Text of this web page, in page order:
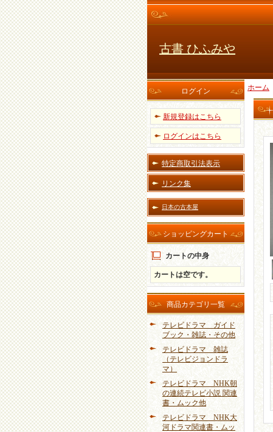
古書 ひふみや
ログイン
新規登録はこちら
ログインはこちら
特定商取引法表示
リンク集
日本の古本屋
ショッピングカート
カートの中身
カートは空です。
商品カテゴリ一覧
テレビドラマ ガイド
ブック・雑誌・その他
テレビドラマ 雑誌
（テレビジョンドラ
マ）
テレビドラマ NHK朝
の連続テレビ小説 関連
書・ムック他
テレビドラマ NHK大
河ドラマ関連書・ムッ
ホーム